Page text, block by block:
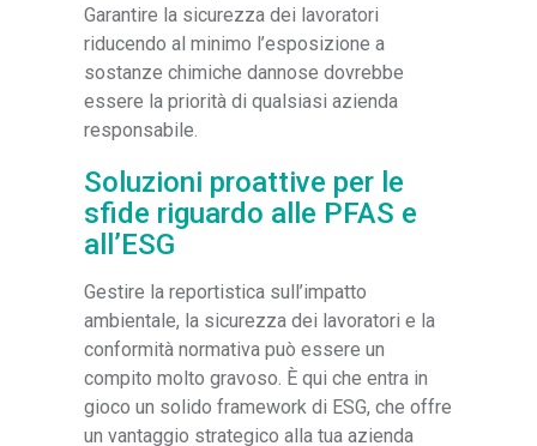
Garantire la sicurezza dei lavoratori
riducendo al minimo l’esposizione a
sostanze chimiche dannose dovrebbe
essere la priorità di qualsiasi azienda
responsabile.
Soluzioni proattive per le
sfide riguardo alle PFAS e
all’ESG
Gestire la reportistica sull’impatto
ambientale, la sicurezza dei lavoratori e la
conformità normativa può essere un
compito molto gravoso. È qui che entra in
gioco un solido framework di ESG, che offre
un vantaggio strategico alla tua azienda